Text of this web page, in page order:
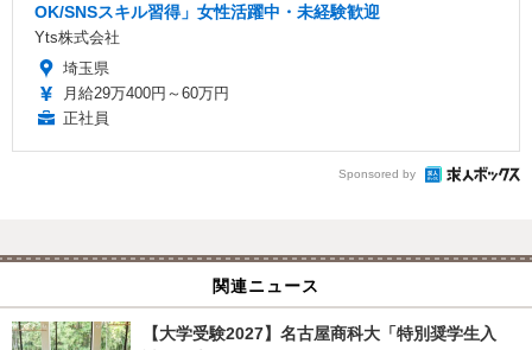
OK/SNSスキル習得」女性活躍中・未経験歓迎
Yts株式会社
埼玉県
月給29万400円～60万円
正社員
Sponsored by
関連ニュース
【大学受験2027】名古屋商科大「特別奨学生入